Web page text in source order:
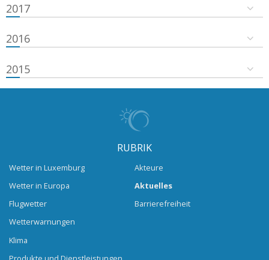
2017
2016
2015
RUBRIK
Wetter in Luxemburg
Wetter in Europa
Flugwetter
Wetterwarnungen
Klima
Akteure
Aktuelles
Barrierefreiheit